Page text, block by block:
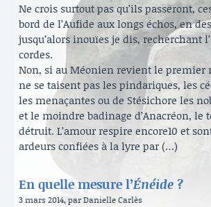
Ne crois surtout pas qu’ils passeront,
bord de l’Aufide aux longs échos, en
jusqu’alors inouïes je dis, recherchant
cordes.
Non, si au Méonien revient le premier
ne se taisent pas les pindariques, les
les menaçantes ou de Stésichore les
et le moindre badinage d’Anacréon, le
détruit. L’amour respire encore10 et
ardeurs confiées à la lyre par (…)
En quelle mesure l’Énéide ?
3 mars 2014, par Danielle Carlès